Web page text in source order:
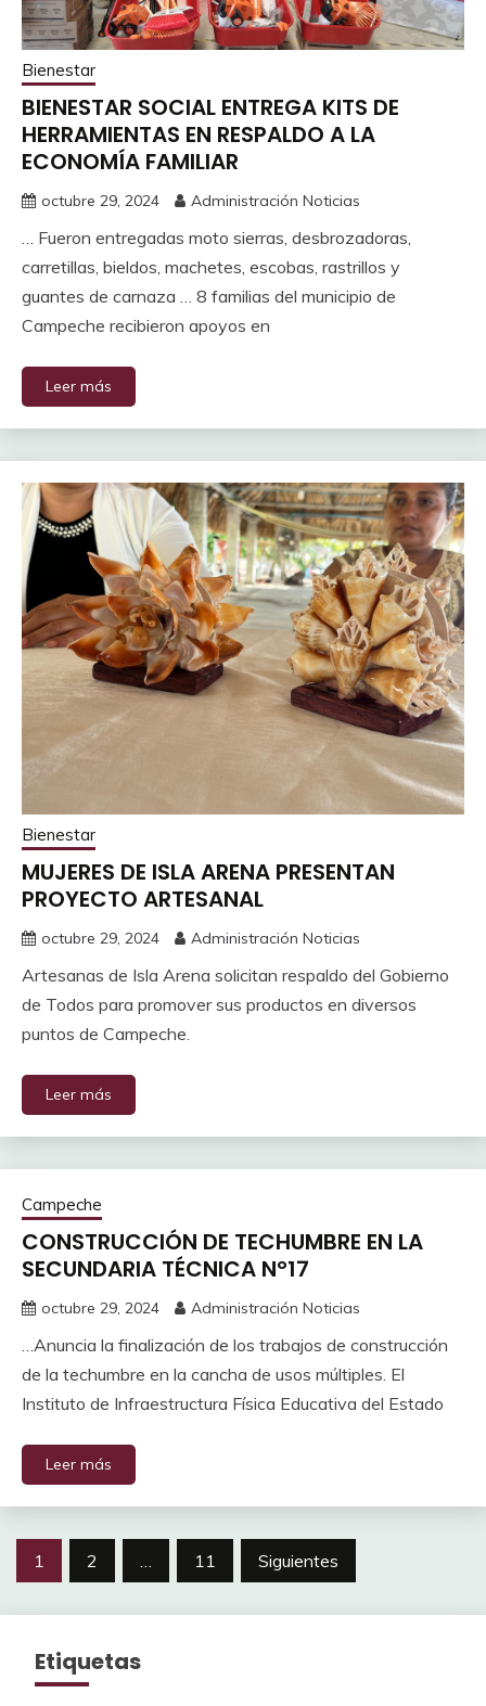
Bienestar
BIENESTAR SOCIAL ENTREGA KITS DE
HERRAMIENTAS EN RESPALDO A LA
ECONOMÍA FAMILIAR
octubre 29, 2024 Administración Noticias
… Fueron entregadas moto sierras, desbrozadoras,
carretillas, bieldos, machetes, escobas, rastrillos y
guantes de carnaza … 8 familias del municipio de
Campeche recibieron apoyos en
Leer más
Bienestar
MUJERES DE ISLA ARENA PRESENTAN
PROYECTO ARTESANAL
octubre 29, 2024 Administración Noticias
Artesanas de Isla Arena solicitan respaldo del Gobierno
de Todos para promover sus productos en diversos
puntos de Campeche.
Leer más
Campeche
CONSTRUCCIÓN DE TECHUMBRE EN LA
SECUNDARIA TÉCNICA N°17
octubre 29, 2024 Administración Noticias
…Anuncia la finalización de los trabajos de construcción
de la techumbre en la cancha de usos múltiples. El
Instituto de Infraestructura Física Educativa del Estado
Leer más
Navegación
1 2 … 11 Siguientes
Etiquetas